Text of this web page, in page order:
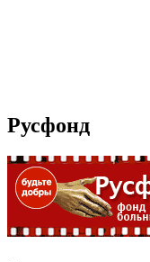
Русфонд